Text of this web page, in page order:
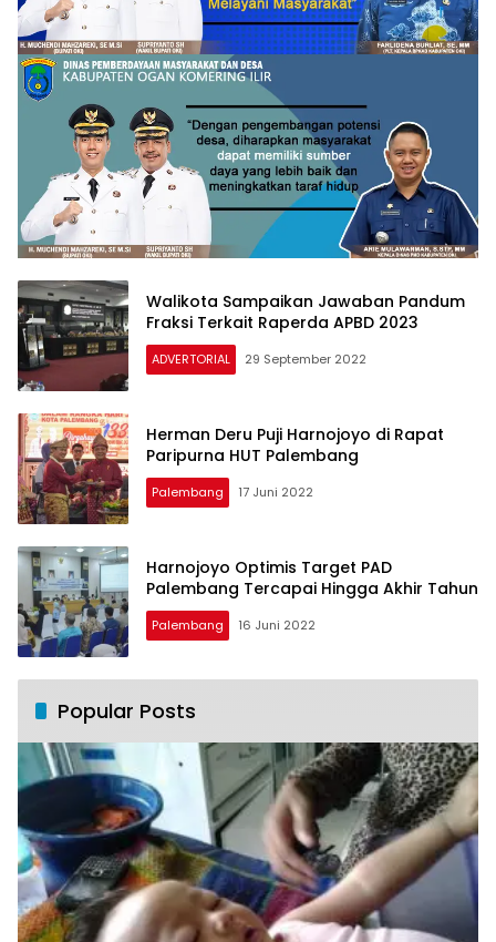
Walikota Sampaikan Jawaban Pandum
Fraksi Terkait Raperda APBD 2023
ADVERTORIAL 29 September 2022
Herman Deru Puji Harnojoyo di Rapat
Paripurna HUT Palembang
Palembang 17 Juni 2022
Harnojoyo Optimis Target PAD
Palembang Tercapai Hingga Akhir Tahun
Palembang 16 Juni 2022
Popular Posts